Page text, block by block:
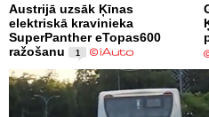
Austrijā uzsāk Ķīnas
elektriskā kravinieka
SuperPanther eTopas600
ražošanu
1